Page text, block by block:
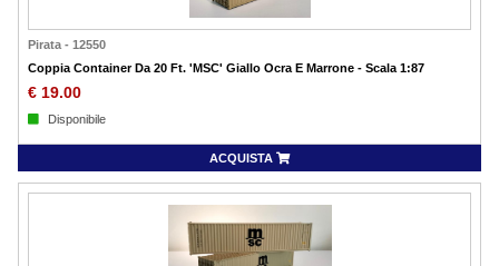
Pirata - 12550
Coppia Container Da 20 Ft. 'MSC' Giallo Ocra E Marrone - Scala 1:87
€ 19.00
Disponibile
ACQUISTA